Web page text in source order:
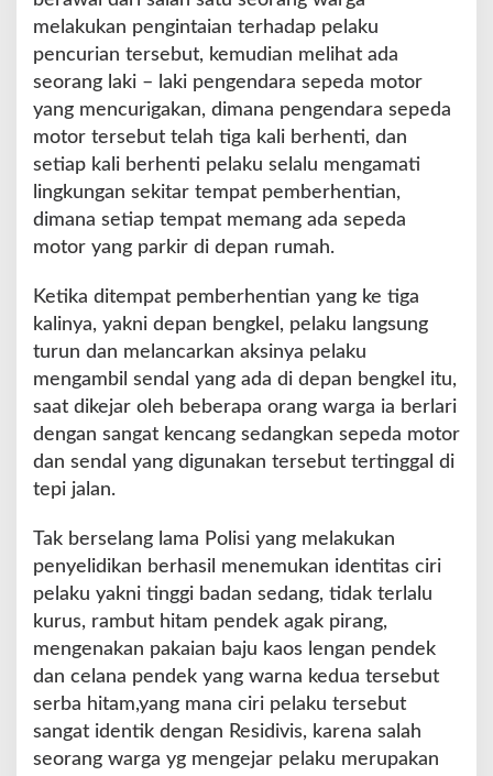
o
t
o
melakukan pengintaian terhadap pelaku
pencurian tersebut, kemudian melihat ada
seorang laki – laki pengendara sepeda motor
yang mencurigakan, dimana pengendara sepeda
motor tersebut telah tiga kali berhenti, dan
setiap kali berhenti pelaku selalu mengamati
lingkungan sekitar tempat pemberhentian,
dimana setiap tempat memang ada sepeda
motor yang parkir di depan rumah.
Ketika ditempat pemberhentian yang ke tiga
kalinya, yakni depan bengkel, pelaku langsung
turun dan melancarkan aksinya pelaku
mengambil sendal yang ada di depan bengkel itu,
saat dikejar oleh beberapa orang warga ia berlari
dengan sangat kencang sedangkan sepeda motor
dan sendal yang digunakan tersebut tertinggal di
tepi jalan.
Tak berselang lama Polisi yang melakukan
penyelidikan berhasil menemukan identitas ciri
pelaku yakni tinggi badan sedang, tidak terlalu
kurus, rambut hitam pendek agak pirang,
mengenakan pakaian baju kaos lengan pendek
dan celana pendek yang warna kedua tersebut
serba hitam,yang mana ciri pelaku tersebut
sangat identik dengan Residivis, karena salah
seorang warga yg mengejar pelaku merupakan